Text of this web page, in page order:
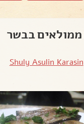
ממולאים בבשר
Shuly Asulin Karasin